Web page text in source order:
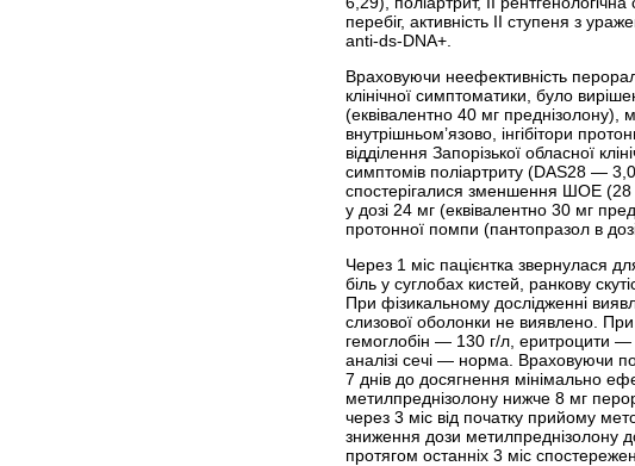
перебіг, активність II ступеня з
anti-ds-DNA+.
Враховуючи неефективність
клінічної симптоматики, було
(еквівалентно 40 мг
внутрішньом’язово, інгібітори
відділення Запорізької обласної
симптомів поліартриту (DAS28 —
спостерігалися зменшення ШОЕ (28
у дозі 24 мг (еквівалентно 30 мг
протонної помпи (пантопразол в
Через 1 міс пацієнтка звернулася
біль у суглобах кистей, ранкову
При фізикальному дослідженні
слизової оболонки не виявлено. При
гемоглобін — 130 г/л,
аналізі сечі — норма. Враховуючи
7 днів до досягнення мінімально
метилпреднізолону нижче 8 мг
через 3 міс від початку прийому
зниження дози метилпреднізолону
протягом останніх 3 міс